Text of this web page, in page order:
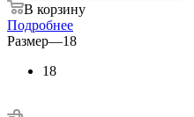
В корзину
Подробнее
Размер—18
18